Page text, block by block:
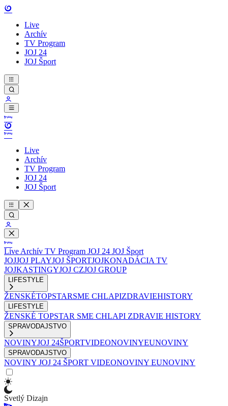
Live
Archív
TV Program
JOJ 24
JOJ Šport
Live
Archív
TV Program
JOJ 24
JOJ Šport
Live Archív TV Program JOJ 24 JOJ Šport
JOJJOJ PLAYJOJ ŠPORTJOJKONADÁCIA TV
JOJKASTINGYJOJ CZJOJ GROUP
LIFESTYLE
ŽENSKÉTOPSTARSME CHLAPIZDRAVIEHISTORY
LIFESTYLE
ŽENSKÉ TOPSTAR SME CHLAPI ZDRAVIE HISTORY
SPRAVODAJSTVO
NOVINYJOJ 24ŠPORTVIDEONOVINYEUNOVINY
SPRAVODAJSTVO
NOVINY JOJ 24 ŠPORT VIDEONOVINY EUNOVINY
Svetlý Dizajn